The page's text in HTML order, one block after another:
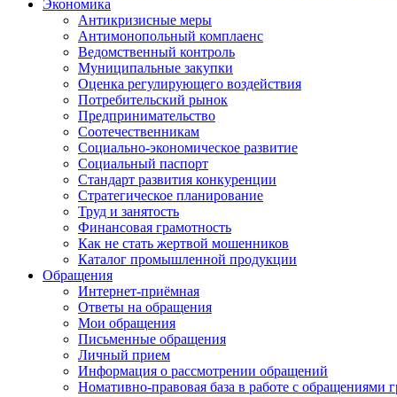
Экономика
Антикризисные меры
Антимонопольный комплаенс
Ведомственный контроль
Муниципальные закупки
Оценка регулирующего воздействия
Потребительский рынок
Предпринимательство
Соотечественникам
Социально-экономическое развитие
Социальный паспорт
Стандарт развития конкуренции
Стратегическое планирование
Труд и занятость
Финансовая грамотность
Как не стать жертвой мошенников
Каталог промышленной продукции
Обращения
Интернет-приёмная
Ответы на обращения
Мои обращения
Письменные обращения
Личный прием
Информация о рассмотрении обращений
Номативно-правовая база в работе с обращениями